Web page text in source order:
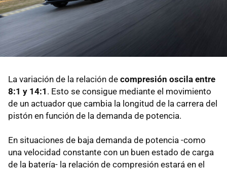
La variación de la relación de compresión oscila entre
8:1 y 14:1 . Esto se consigue mediante el movimiento
de un actuador que cambia la longitud de la carrera del
pistón en función de la demanda de potencia.
En situaciones de baja demanda de potencia -como
una velocidad constante con un buen estado de carga
de la batería- la relación de compresión estará en el